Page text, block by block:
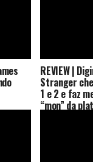
REVIEW |
Stranger
1 e 2 e faz
“mon” da